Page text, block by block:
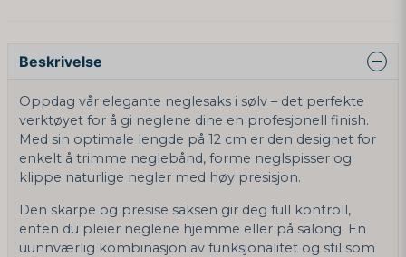
Beskrivelse
Oppdag vår elegante neglesaks i sølv – det perfekte
verktøyet for å gi neglene dine en profesjonell finish.
Med sin optimale lengde på 12 cm er den designet for
enkelt å trimme neglebånd, forme neglspisser og
klippe naturlige negler med høy presisjon.
Den skarpe og presise saksen gir deg full kontroll,
enten du pleier neglene hjemme eller på salong. En
uunnværlig kombinasjon av funksjonalitet og stil som